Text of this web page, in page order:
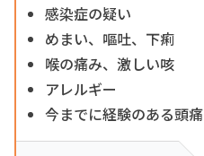
感染症の疑い
めまい、嘔吐、下痢
喉の痛み、激しい咳
アレルギー
今までに経験のある頭痛